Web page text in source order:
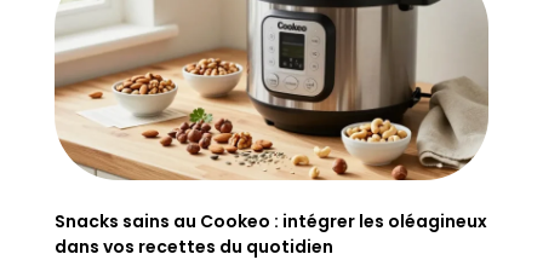
Snacks sains au Cookeo : intégrer les oléagineux
dans vos recettes du quotidien